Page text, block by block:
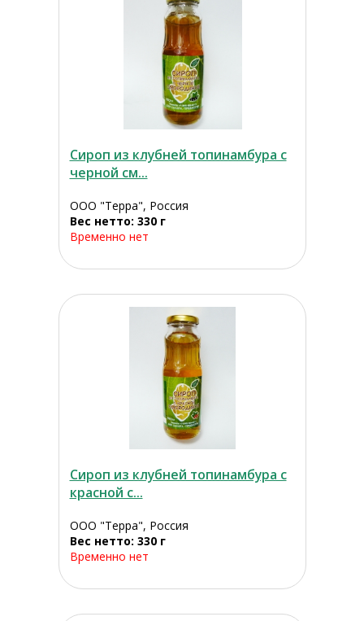
Сироп из клубней топинамбура с
черной см...
ООО "Терра", Россия
Вес нетто: 330 г
Временно нет
Сироп из клубней топинамбура с
красной с...
ООО "Терра", Россия
Вес нетто: 330 г
Временно нет